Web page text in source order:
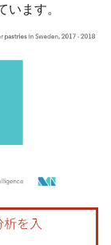
ます。
が必要です。